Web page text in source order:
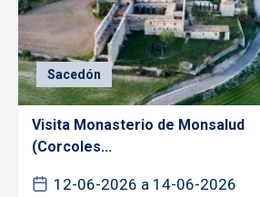
Sacedón
Visita Monasterio de Monsalud
(Corcoles...
12-06-2026 a 14-06-2026